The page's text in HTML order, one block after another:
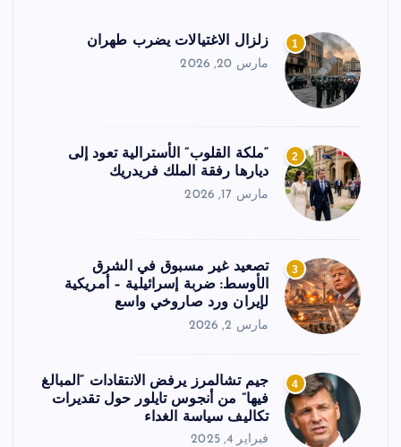
1 زلزال الاغتيالات يضرب طهران
مارس 20, 2026
2
“ملكة القلوب” الأسترالية تعود إلى
ديارها رفقة الملك فريدريك
مارس 17, 2026
3
تصعيد غير مسبوق في الشرق
الأوسط: ضربة إسرائيلية – أمريكية
لإيران ورد صاروخي واسع
مارس 2, 2026
4
جيم تشالمرز يرفض الانتقادات “المبالغ
فيها” من أنجوس تايلور حول تقديرات
تكاليف سياسة الغداء
فبراير 4, 2025